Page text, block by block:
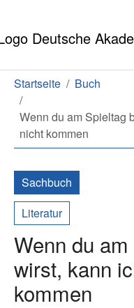
Sie sind hier:
Startseite Buch
Wenn du am Spieltag
nicht kommen
Sachbuch
Literatur
Wenn du
wirst, kann
kommen